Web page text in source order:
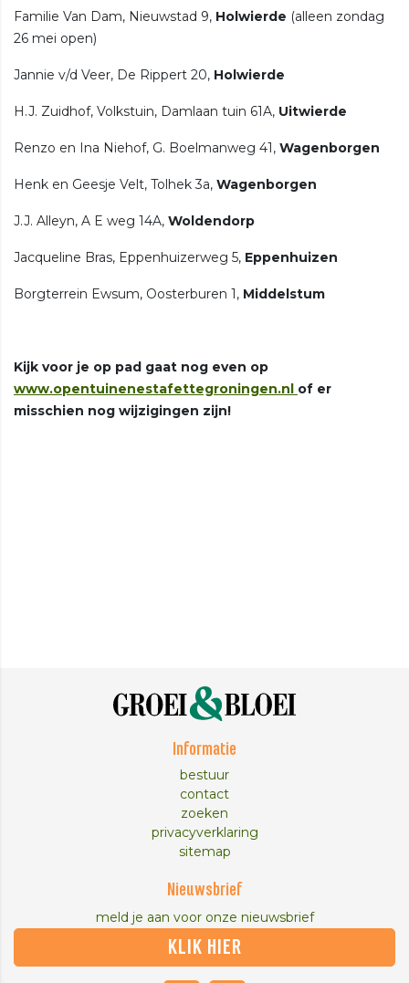
Familie Van Dam, Nieuwstad 9, Holwierde (alleen zondag
26 mei open)
Jannie v/d Veer, De Rippert 20, Holwierde
H.J. Zuidhof, Volkstuin, Damlaan tuin 61A, Uitwierde
Renzo en Ina Niehof, G. Boelmanweg 41, Wagenborgen
Henk en Geesje Velt, Tolhek 3a, Wagenborgen
J.J. Alleyn, A E weg 14A, Woldendorp
Jacqueline Bras, Eppenhuizerweg 5, Eppenhuizen
Borgterrein Ewsum, Oosterburen 1, Middelstum
Kijk voor je op pad gaat nog even op
www.opentuinenestafettegroningen.nl of er
misschien nog wijzigingen zijn!
Informatie
bestuur
contact
zoeken
privacyverklaring
sitemap
Nieuwsbrief
meld je aan voor onze nieuwsbrief
KLIK HIER